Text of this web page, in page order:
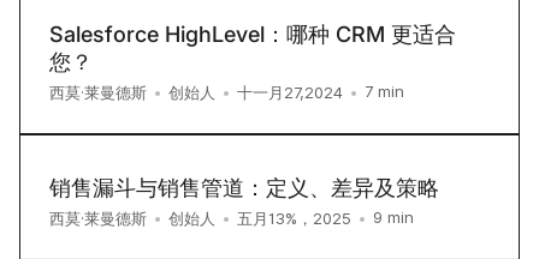
Salesforce HighLevel：哪种 CRM 更适合
您？
西莫·莱曼德斯 • 创始人 • 十一月27,2024 • 7 min
销售漏斗与销售管道：定义、差异及策略
西莫·莱曼德斯 • 创始人 • 五月13%，2025 • 9 min